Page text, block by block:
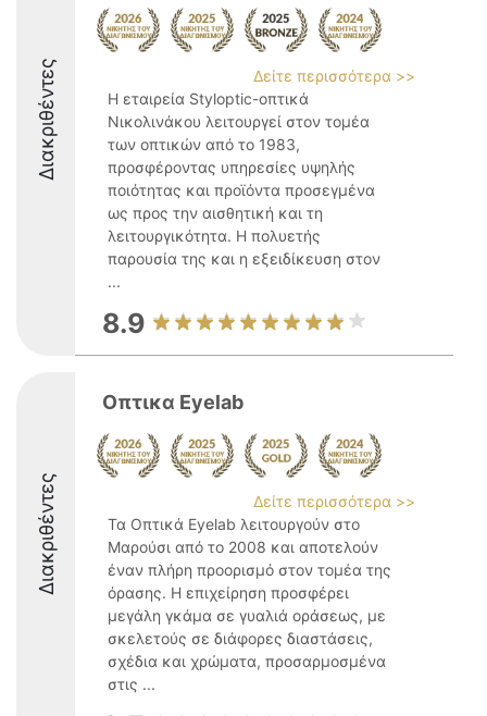
Διακριθέντες
Δείτε περισσότερα >>
Η εταιρεία Styloptic-οπτικά
Νικολινάκου λειτουργεί στον τομέα
των οπτικών από το 1983,
προσφέροντας υπηρεσίες υψηλής
ποιότητας και προϊόντα προσεγμένα
ως προς την αισθητική και τη
λειτουργικότητα. Η πολυετής
παρουσία της και η εξειδίκευση στον
...
8.9
Διακριθέντες
Οπτικα Eyelab
Δείτε περισσότερα >>
Τα Οπτικά Eyelab λειτουργούν στο
Μαρούσι από το 2008 και αποτελούν
έναν πλήρη προορισμό στον τομέα της
όρασης. Η επιχείρηση προσφέρει
μεγάλη γκάμα σε γυαλιά οράσεως, με
σκελετούς σε διάφορες διαστάσεις,
σχέδια και χρώματα, προσαρμοσμένα
στις ...